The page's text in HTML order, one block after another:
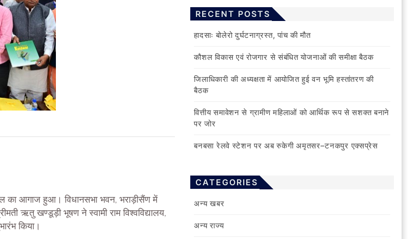
का आगाज हुआ। विधानसभा भवन, भराड़ीसैंण में
ऋतु खण्डूड़ी भूषण ने स्वामी राम विश्वविद्यालय,
किया।
RECENT POSTS
हादसाः बोलेरो दुर्घटनाग्रस्त, पांच की मौत
कौशल विकास एवं रोजगार से संबंधित योजनाओं की समीक्षा बैठक
जिलाधिकारी की अध्यक्षता में आयोजित हुई वन भूमि हस्तांतरण की
बैठक
वित्तीय समावेशन से ग्रामीण महिलाओं को आर्थिक रूप से सशक्त बनाने
पर जोर
बनबसा रेलवे स्टेशन पर अब रुकेगी अमृतसर–टनकपुर एक्सप्रेस
CATEGORIES
अन्य खबर
अन्य राज्य